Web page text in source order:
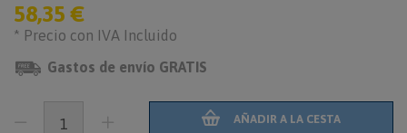
58,35 €
* Precio con IVA Incluido
Gastos de envío GRATIS
AÑADIR A LA CESTA